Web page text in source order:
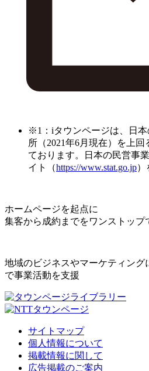
※1：iタウンページは、日本
所（2021年6月現在）を上
ております。日本の民営事
イト（https://www.stat.go.jp）
ホームページを起点に
集客から成約までをワンストップ
地域のビジネスやマーケティング
で事業活動を支援
サイトマップ
個人情報について
掲載情報に関して
広告掲載のご案内